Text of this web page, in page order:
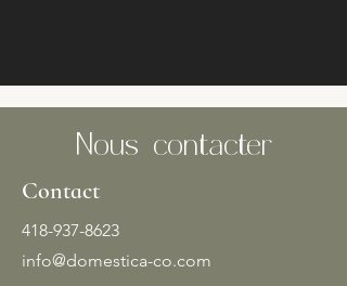
Nous contacter
Contact
418-937-8623
info@domestica-co.com